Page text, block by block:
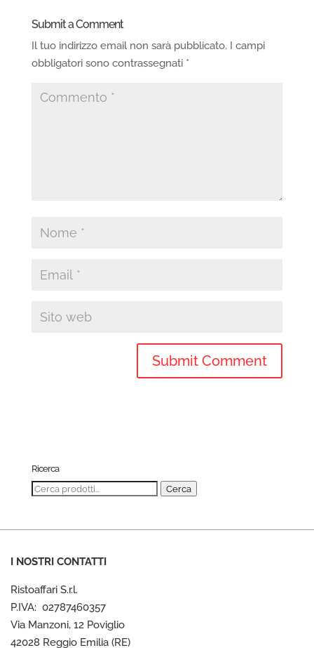
Submit a Comment
Il tuo indirizzo email non sarà pubblicato.
I campi
obbligatori sono contrassegnati *
Ricerca
Cerca: Cerca
I NOSTRI CONTATTI
Ristoaffari S.r.l.
P.IVA: 02787460357
Via Manzoni, 12 Poviglio
42028 Reggio Emilia (RE)